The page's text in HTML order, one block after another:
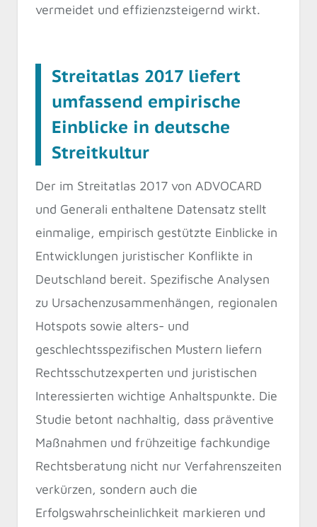
vermeidet und effizienzsteigernd wirkt.
Streitatlas 2017 liefert
umfassend empirische
Einblicke in deutsche
Streitkultur
Der im Streitatlas 2017 von ADVOCARD
und Generali enthaltene Datensatz stellt
einmalige, empirisch gestützte Einblicke in
Entwicklungen juristischer Konflikte in
Deutschland bereit. Spezifische Analysen
zu Ursachenzusammenhängen, regionalen
Hotspots sowie alters- und
geschlechtsspezifischen Mustern liefern
Rechtsschutzexperten und juristischen
Interessierten wichtige Anhaltspunkte. Die
Studie betont nachhaltig, dass präventive
Maßnahmen und frühzeitige fachkundige
Rechtsberatung nicht nur Verfahrenszeiten
verkürzen, sondern auch die
Erfolgswahrscheinlichkeit markieren und